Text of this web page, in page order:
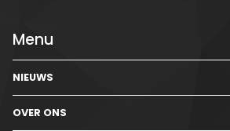
Menu
NIEUWS
OVER ONS